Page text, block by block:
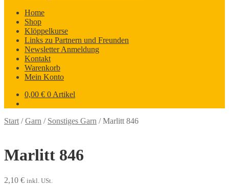
Home
Shop
Klöppelkurse
Links zu Partnern und Freunden
Newsletter Anmeldung
Kontakt
Warenkorb
Mein Konto
0,00 € 0 Artikel
Start /Garn / Sonstiges Garn /Marlitt 846
Marlitt 846
2,10 € inkl. USt.